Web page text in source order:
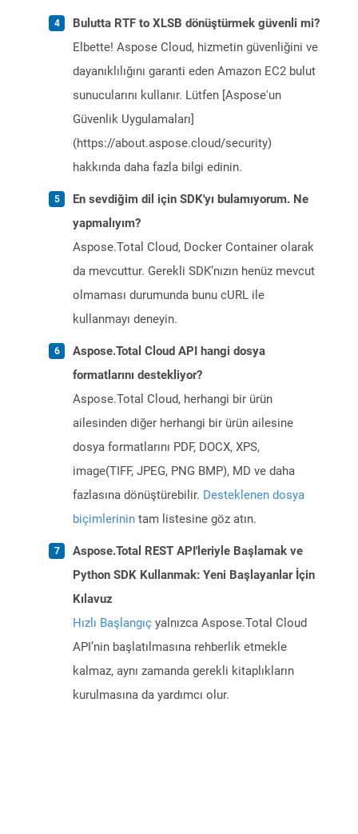
Bulutta RTF to XLSB dönüştürmek güvenli mi?
Elbette! Aspose Cloud, hizmetin güvenliğini ve
dayanıklılığını garanti eden Amazon EC2 bulut
sunucularını kullanır. Lütfen [Aspose'un
Güvenlik Uygulamaları]
(https://about.aspose.cloud/security)
hakkında daha fazla bilgi edinin.
En sevdiğim dil için SDK'yı bulamıyorum. Ne
yapmalıyım?
Aspose.Total Cloud, Docker Container olarak
da mevcuttur. Gerekli SDK’nızın henüz mevcut
olmaması durumunda bunu cURL ile
kullanmayı deneyin.
Aspose.Total Cloud API hangi dosya
formatlarını destekliyor?
Aspose.Total Cloud, herhangi bir ürün
ailesinden diğer herhangi bir ürün ailesine
dosya formatlarını PDF, DOCX, XPS,
image(TIFF, JPEG, PNG BMP), MD ve daha
fazlasına dönüştürebilir. Desteklenen dosya
biçimlerinin tam listesine göz atın.
Aspose.Total REST API'leriyle Başlamak ve
Python SDK Kullanmak: Yeni Başlayanlar İçin
Kılavuz
Hızlı Başlangıç yalnızca Aspose.Total Cloud
API’nin başlatılmasına rehberlik etmekle
kalmaz, aynı zamanda gerekli kitaplıkların
kurulmasına da yardımcı olur.